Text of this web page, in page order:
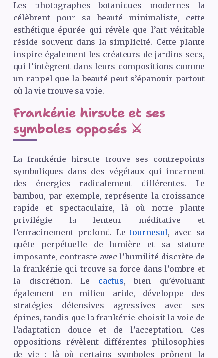
Les photographes botaniques modernes la
célèbrent pour sa beauté minimaliste, cette
esthétique épurée qui révèle que l’art véritable
réside souvent dans la simplicité. Cette plante
inspire également les créateurs de jardins secs,
qui l’intègrent dans leurs compositions comme
un rappel que la beauté peut s’épanouir partout
où la vie trouve sa voie.
Frankénie hirsute et ses
symboles opposés ⚔️
La frankénie hirsute trouve ses contrepoints
symboliques dans des végétaux qui incarnent
des énergies radicalement différentes. Le
bambou, par exemple, représente la croissance
rapide et spectaculaire, là où notre plante
privilégie la lenteur méditative et
l’enracinement profond. Letournesol, avec sa
quête perpétuelle de lumière et sa stature
imposante, contraste avec l’humilité discrète de
la frankénie qui trouve sa force dans l’ombre et
la discrétion. Le cactus, bien qu’évoluant
également en milieu aride, développe des
stratégies défensives agressives avec ses
épines, tandis que la frankénie choisit la voie de
l’adaptation douce et de l’acceptation. Ces
oppositions révèlent différentes philosophies
de vie : là où certains symboles prônent la